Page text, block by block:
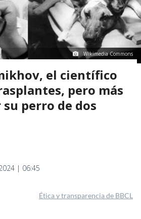
Wikimedia Commons
el científico
pero más
perro de dos
| 06:45
Ética y transparencia de BBCL